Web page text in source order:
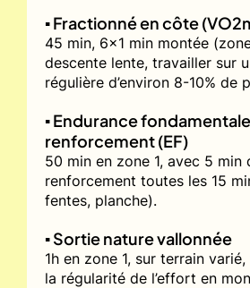
▪️ Fractionné en côte
45 min, 6x1 min montée
descente lente, travailler sur
régulière d’environ 8-10% de
▪️ Endurance
renforcement (EF)
50 min en zone 1, avec 5 min
renforcement toutes les 15
fentes, planche).
▪️ Sortie nature vallonnée
1h en zone 1, sur terrain
la régularité de l’effort en